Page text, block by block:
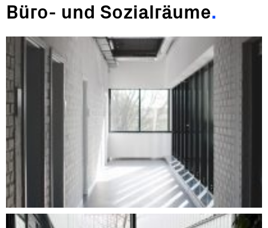
Büro- und Sozialräume.